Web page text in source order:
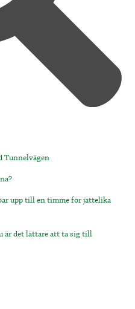
Tunnelvägen
upp till en timme för jättelika
är det lättare att ta sig till